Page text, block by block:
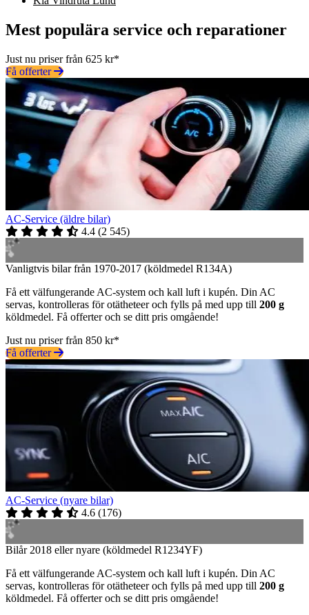
Mest populära service och reparationer
Just nu priser från 625 kr*
Få offerter
AC-Service (äldre bilar)
4.4 (2 545)
Vanligtvis bilar från 1970-2017 (köldmedel R134A)
Få ett välfungerande AC-system och kall luft i kupén. Din AC
servas, kontrolleras för otätheteer och fylls på med upp till 200 g
köldmedel. Få offerter och se ditt pris omgående!
Just nu priser från 850 kr*
Få offerter
AC-Service (nyare bilar)
4.6 (176)
Bilår 2018 eller nyare (köldmedel R1234YF)
Få ett välfungerande AC-system och kall luft i kupén. Din AC
servas, kontrolleras för otätheteer och fylls på med upp till 200 g
köldmedel. Få offerter och se ditt pris omgående!